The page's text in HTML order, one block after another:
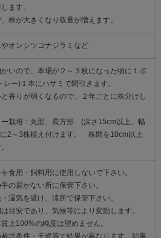
ます。
株が大きくなり収量が増えます。
オンシツコナジラミなど
かいので、本場が２～３枚になった頃に１ポ
レー)１本にハサミで間引きます。
と香りが弱くなるので、２年ごとに株分けし
ー栽培：丸型、長方形 (深さ15cm以上、幅
2～3株植え付けます。 株間を10cm以上
を食用・飼料用に使用しないで下さい。
手の届かない所に保管下さい。
・湿気を避け、涼所で保管下さい。
は目安であり、気候等により変動します。
質上100%の純度は望めません。